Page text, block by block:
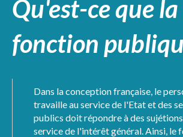
Qu'est-ce que la
fonction
Dans la conception française, le
travaille au service de l'Etat et des
publics doit répondre à des
service de l'intérêt général. Ainsi, le